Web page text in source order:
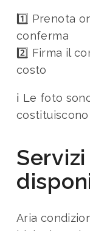
1️⃣ Prenota
conferma
2️⃣ Firma il
costo
ℹ️ Le foto
Aria